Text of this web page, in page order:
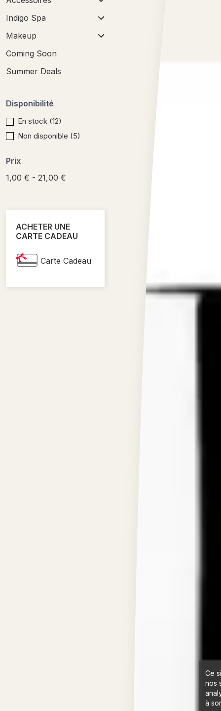
Indigo Spa
Makeup
Coming Soon
Summer Deals
Disponibilité
En stock (12)
Non disponible (5)
Prix
1,00 € - 21,00 €
ACHETER UNE
CARTE CADEAU
Carte Cadeau
Ce
nos
à